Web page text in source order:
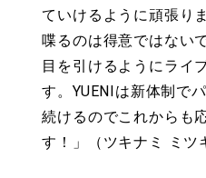
ていけるように頑張り
喋るのは得意ではない
目を引けるようにライ
す。YUENIは新体制で
続けるのでこれからも
す！」（ツキナミ ミツ